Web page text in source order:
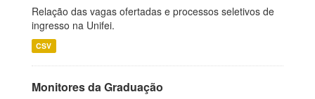
Relação das vagas ofertadas e processos seletivos de
ingresso na Unifei.
CSV
Monitores da Graduação